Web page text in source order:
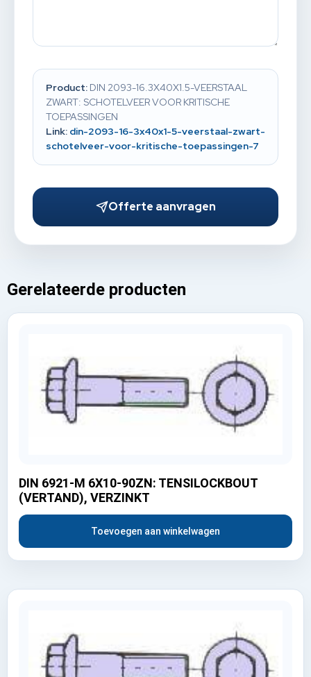
Product: DIN 2093-16.3X40X1.5-VEERSTAAL
ZWART: SCHOTELVEER VOOR KRITISCHE
TOEPASSINGEN
Link: din-2093-16-3x40x1-5-veerstaal-zwart-
schotelveer-voor-kritische-toepassingen-7
Offerte aanvragen
Gerelateerde producten
DIN 6921-M 6X10-90ZN: TENSILOCKBOUT
(VERTAND), VERZINKT
Toevoegen aan winkelwagen